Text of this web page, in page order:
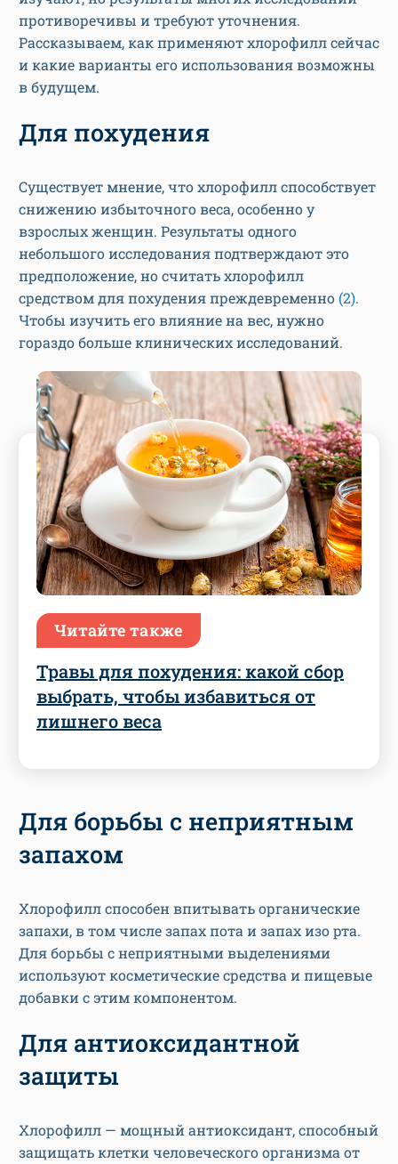
противоречивы и требуют уточнения.
Рассказываем, как применяют хлорофилл сейчас
и какие варианты его использования возможны
в будущем.
Для похудения
Существует мнение, что хлорофилл способствует
снижению избыточного веса, особенно у
взрослых женщин. Результаты одного
небольшого исследования подтверждают это
предположение, но считать хлорофилл
средством для похудения преждевременно (2).
Чтобы изучить его влияние на вес, нужно
гораздо больше клинических исследований.
Читайте также
Травы для похудения: какой сбор
выбрать, чтобы избавиться от
лишнего веса
Для борьбы с неприятным
запахом
Хлорофилл способен впитывать органические
запахи, в том числе запах пота и запах изо рта.
Для борьбы с неприятными выделениями
используют косметические средства и пищевые
добавки с этим компонентом.
Для антиоксидантной
защиты
Хлорофилл — мощный антиоксидант, способный
защищать клетки человеческого организма от